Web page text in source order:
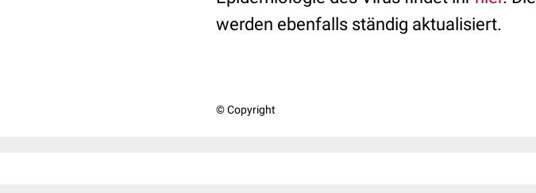
werden ebenfalls ständig aktualisiert.
© Copyright